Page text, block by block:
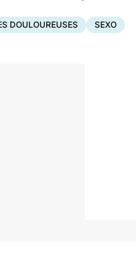
DOULOUREUSES
SEXO